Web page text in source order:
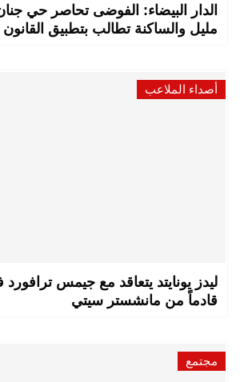
الدار البيضاء: الفوضى تحاصر حي
مليل والساكنة تطالب بتطبيق القانون
أصداء الملاعب
ليدز يونايتد يتعاقد مع جيمس
قادماً من مانشستر سيتي
مجتمع